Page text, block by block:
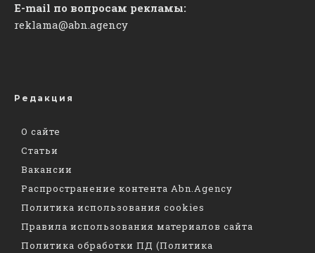
E-mail по вопросам рекламы:
reklama@abn.agency
Редакция
О сайте
Статьи
Вакансии
Распространение контента Abn.Agency
Политика использования cookies
Правила использования материалов сайта
Политика обработки ПД (Политика